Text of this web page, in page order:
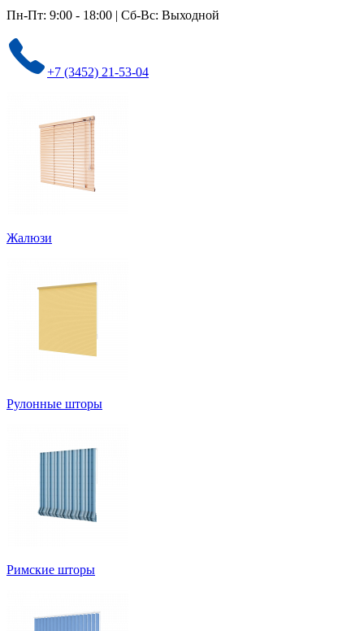
Пн-Пт: 9:00 - 18:00 | Сб-Вс: Выходной
+7 (3452) 21-53-04
Жалюзи
Рулонные шторы
Римские шторы